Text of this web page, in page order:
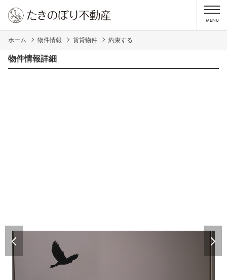
ホーム 物件情報 賃貸物件 約束する
物件情報詳細